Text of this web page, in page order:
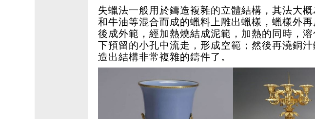
失蠟法一般用於鑄造複雜的立體結構，其法大
和牛油等混合而成的蠟料上雕出蠟樣，蠟樣外
後成外範，經加熱燒結成泥範，加熱的同時，
下預留的小孔中流走，形成空範；然後再澆銅
造出結構非常複雜的鑄件了。